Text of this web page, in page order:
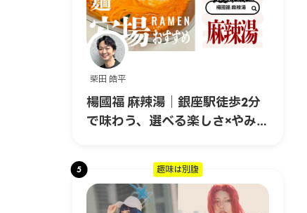
柴田 皓平
楊國福 麻辣湯｜銀座駅徒歩2分
で味わう、選べる楽しさ×やみつ
5 趣味は別腹